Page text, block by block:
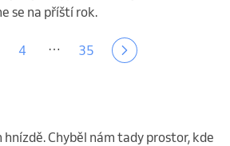
se na příští rok.
4 … 35
Chyběl nám tady prostor, kde